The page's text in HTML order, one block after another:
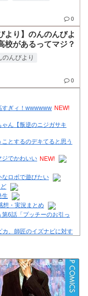
0
より】のんのんびよ
校があるってマジ？
のんびより
0
すぎィ！wwwwww NEW!
ゃん【叛逆のニジガサキ
とするのデキてると思う
ジでかわいい NEW!
なロボで遊びたい
生
想・実況まとめ
第6話「プッチーのお引っ
カ、師匠のイズナビに対す
4話 感想：敵を探すより
、家庭で真似できるレシ